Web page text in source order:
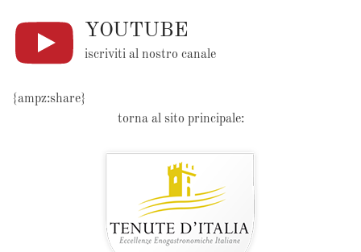
YOUTUBE
iscriviti al nostro canale
{ampz:share}
torna al sito principale: